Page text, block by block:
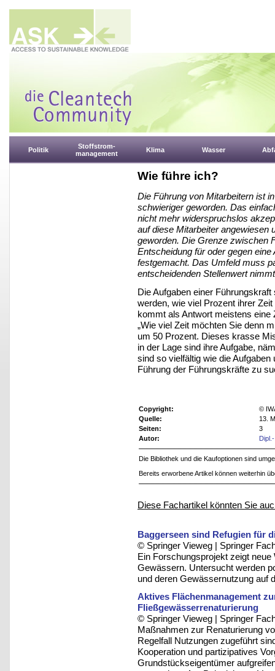
Politik
Stoffstrom-
management
Klima Wasser
Wie führe ich?
Die Führung von Mitarbeitern ist
schwieriger geworden. Das
nicht mehr widerspruchslos
auf diese Mitarbeiter angewiesen
geworden. Die Grenze zwischen
Entscheidung für oder gegen
festgemacht. Das Umfeld muss
entscheidenden Stellenwert
Die Aufgaben einer
werden, wie viel Prozent ihrer
kommt als Antwort meistens eine
„Wie viel Zeit möchten Sie denn
um 50 Prozent. Dieses krasse
in der Lage sind ihre Aufgabe,
sind so vielfältig wie die
Führung der Führungskräfte zu
Copyright:
©
Quelle:
13.
Seiten:
3
Autor:
Die Bibliothek und die Kaufoptionen sind
Bereits erworbene Artikel können weiterhin
Diese Fachartikel könnten Sie
Baggerseen sind Refugien für
© Springer Vieweg | Springer
Ein Forschungsprojekt zeigt
Gewässern. Untersucht werden
und deren Gewässernutzung auf
Aktives Flächenmanagement
Fließgewässerrenaturierung
© Springer Vieweg | Springer
Maßnahmen zur Renaturierung
Regelfall Nutzungen zugeführt
Kooperation und partizipatives
Grundstückseigentümer